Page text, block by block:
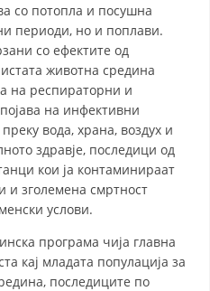
МАТЕРИЈАЛИ
со потопла и посушна
периоди, но и поплави.
со ефектите од
животна средина
на респираторни и
на инфективни
вода, храна, воздух и
здравје, последици од
кои ја контаминираат
и зголемена смртност
услови.
програма чија главна
кај младата популација за
последиците по